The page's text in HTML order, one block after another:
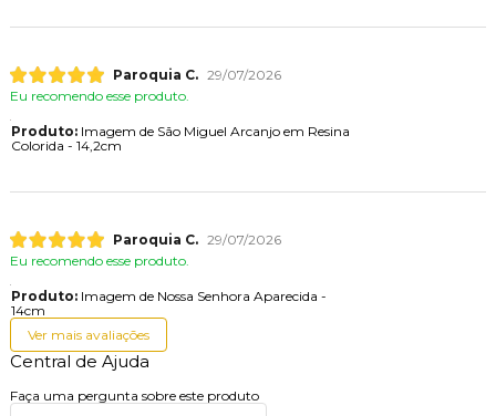
Paroquia C. 29/07/2026
Eu recomendo esse produto.
Produto:Imagem de São Miguel Arcanjo em Resina
Colorida - 14,2cm
Paroquia C. 29/07/2026
Eu recomendo esse produto.
Produto:Imagem de Nossa Senhora Aparecida -
14cm
Ver mais avaliações
Central de Ajuda
Faça uma pergunta sobre este produto